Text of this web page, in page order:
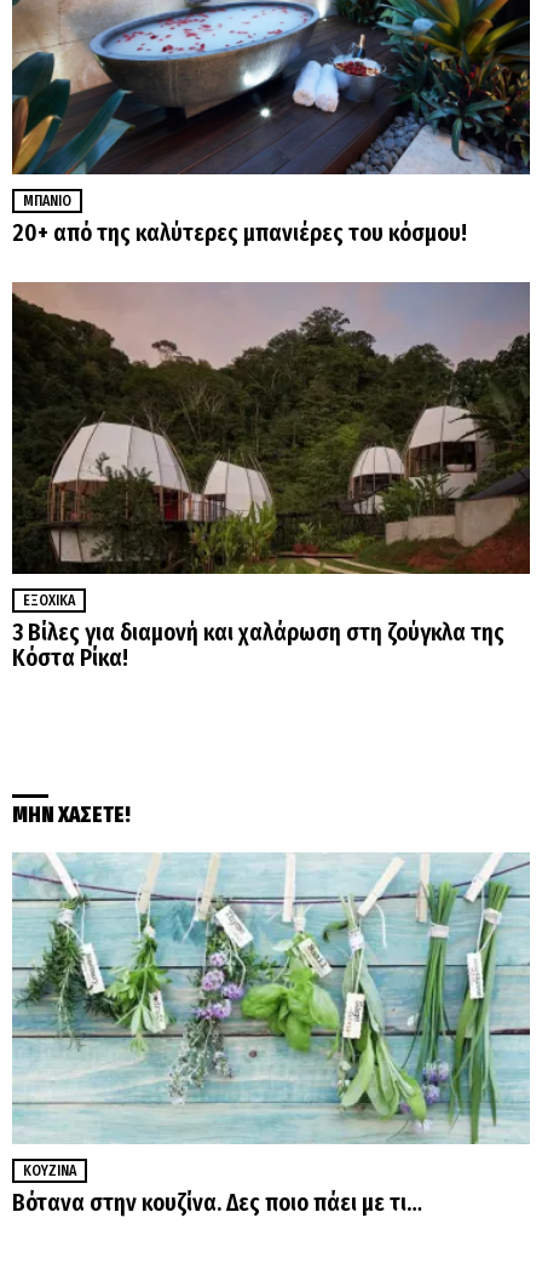
ΜΠΆΝΙΟ
20+ από της καλύτερες μπανιέρες του κόσμου!
ΕΞΟΧΙΚΆ
3 Βίλες για διαμονή και χαλάρωση στη ζούγκλα της
Κόστα Ρίκα!
ΜΗΝ ΧΑΣΕΤΕ!
ΚΟΥΖΊΝΑ
Βότανα στην κουζίνα. Δες ποιο πάει με τι…